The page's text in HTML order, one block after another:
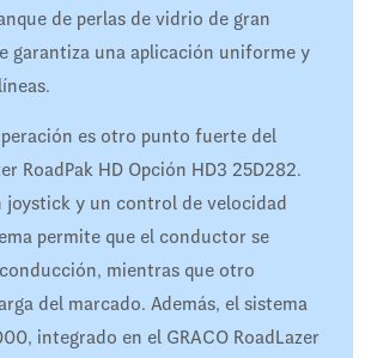
de perlas de vidrio de gran
garantiza una aplicación uniforme y
es otro punto fuerte del
RoadPak HD Opción HD3 25D282.
joystick y un control de velocidad
permite que el conductor se
mientras que otro
del marcado. Además, el sistema
integrado en el GRACO RoadLazer